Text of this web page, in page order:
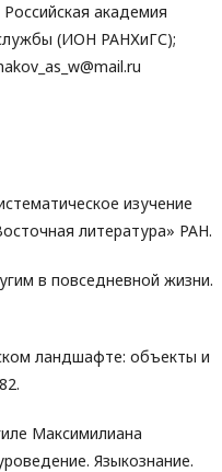
академия
(ИОН РАНХиГС);
изучение
литература» РАН.
в повседневной жизни.
ландшафте: объекты и
Максимилиана
Языкознание.